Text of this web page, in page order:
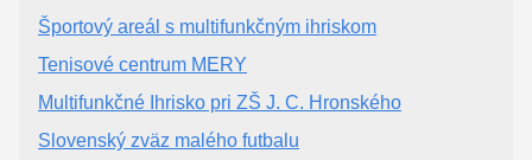
Športový areál s multifunkčným ihriskom
Tenisové centrum MERY
Multifunkčné Ihrisko pri ZŠ J. C. Hronského
Slovenský zväz malého futbalu